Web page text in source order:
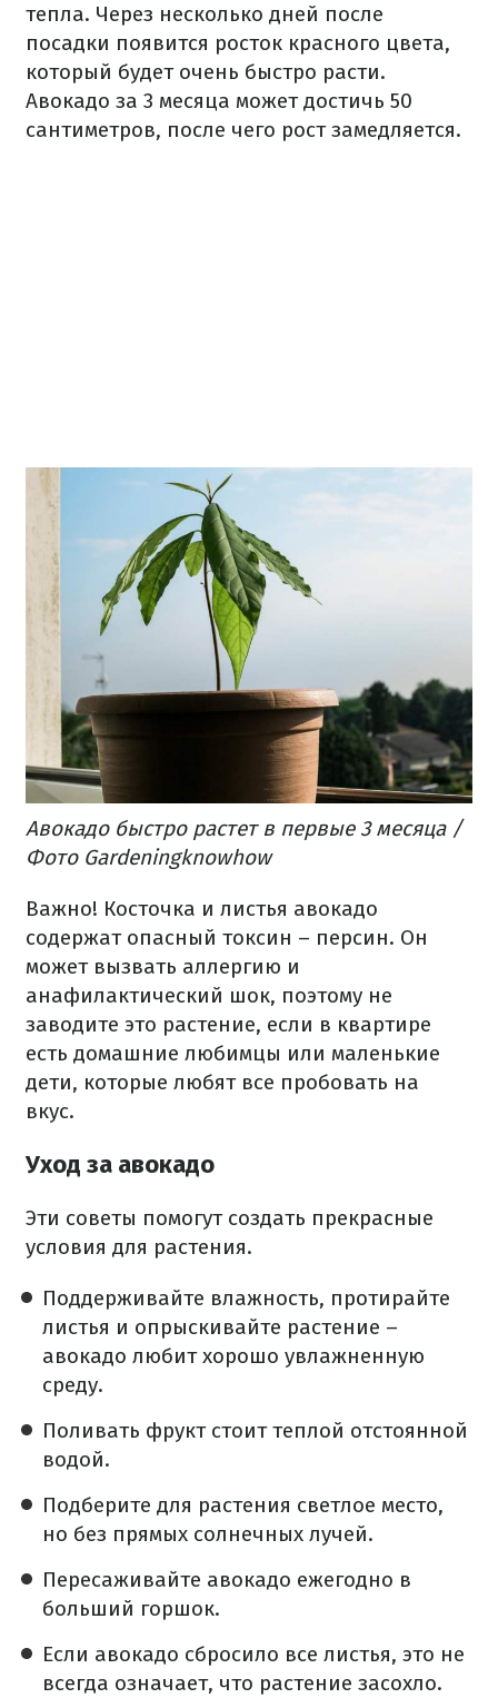
тепла. Через несколько дней после
посадки появится росток красного цвета,
который будет очень быстро расти.
Авокадо за 3 месяца может достичь 50
сантиметров, после чего рост замедляется.
Авокадо быстро растет в первые 3 месяца /
Фото Gardeningknowhow
Важно! Косточка и листья авокадо
содержат опасный токсин – персин. Он
может вызвать аллергию и
анафилактический шок, поэтому не
заводите это растение, если в квартире
есть домашние любимцы или маленькие
дети, которые любят все пробовать на
вкус.
Уход за авокадо
Эти советы помогут создать прекрасные
условия для растения.
Поддерживайте влажность, протирайте
листья и опрыскивайте растение –
авокадо любит хорошо увлажненную
среду.
Поливать фрукт стоит теплой отстоянной
водой.
Подберите для растения светлое место,
но без прямых солнечных лучей.
Пересаживайте авокадо ежегодно в
больший горшок.
Если авокадо сбросило все листья, это не
всегда означает, что растение засохло.